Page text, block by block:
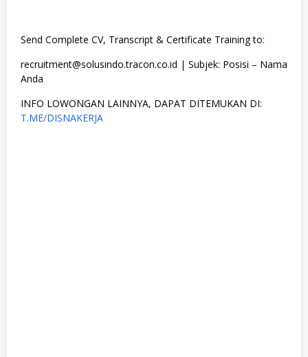
Send Complete CV, Transcript & Certificate Training to:
recruitment@solusindo.tracon.co.id | Subjek: Posisi – Nama
Anda
INFO LOWONGAN LAINNYA, DAPAT DITEMUKAN DI:
T.ME/DISNAKERJA